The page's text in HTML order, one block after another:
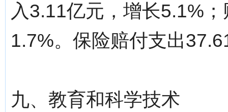
入3.11亿元，增长5.1%
1.7%。保险赔付支出
九、教育和科学技术